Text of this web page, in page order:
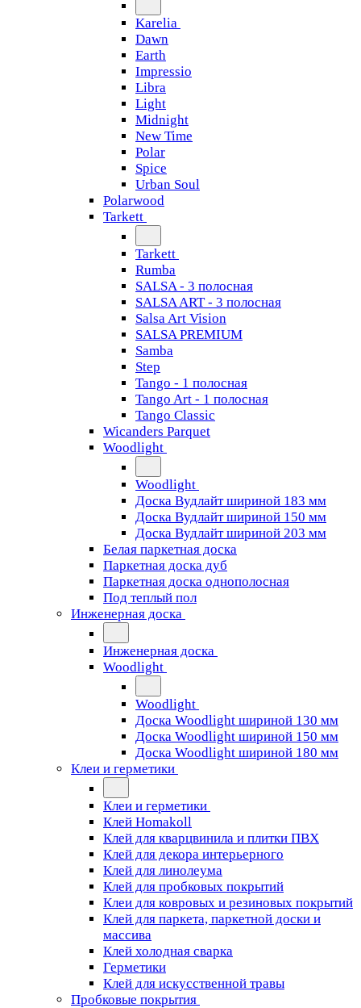
Karelia
Dawn
Earth
Impressio
Libra
Light
Midnight
New Time
Polar
Spice
Urban Soul
Polarwood
Tarkett
Tarkett
Rumba
SALSA - 3 полосная
SALSA ART - 3 полосная
Salsa Art Vision
SALSA PREMIUM
Samba
Step
Tango - 1 полосная
Tango Art - 1 полосная
Tango Classiс
Wicanders Parquet
Woodlight
Woodlight
Доска Вудлайт шириной 183 мм
Доска Вудлайт шириной 150 мм
Доска Вудлайт шириной 203 мм
Белая паркетная доска
Паркетная доска дуб
Паркетная доска однополосная
Под теплый пол
Инженерная доска
Инженерная доска
Woodlight
Woodlight
Доска Woodlight шириной 130 мм
Доска Woodlight шириной 150 мм
Доска Woodlight шириной 180 мм
Клеи и герметики
Клеи и герметики
Клей Homakoll
Клей для кварцвинила и плитки ПВХ
Клей для декора интерьерного
Клей для линолеума
Клей для пробковых покрытий
Клеи для ковровых и резиновых покрытий
Клей для паркета, паркетной доски и
массива
Клей холодная сварка
Герметики
Клей для искусственной травы
Пробковые покрытия